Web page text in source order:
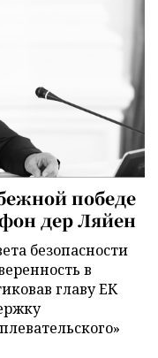
победе
дер Ляйен
безопасности
в
главу ЕК